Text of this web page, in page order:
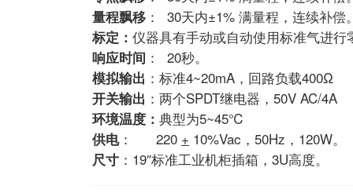
量程飘移 ： 30天内±1% 满量程，连续补偿
标定： 仪器具有手动或自动使用标准气进
响应时间 ： 20秒。
模拟输出 ：标准4~20mA，回路负载400Ω
开关输出 ：两个SPDT继电器，50V AC/4A
环境温度： 典型为5~45℃
供电： 220 + 10%Vac，50Hz，120W。
尺寸 ：19″标准工业机柜插箱，3U高度。